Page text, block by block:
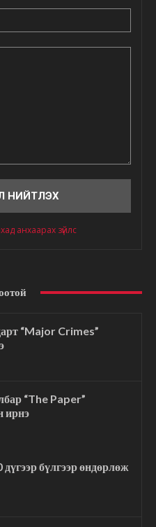
анхаарах зүйлс
“Major Crimes”
“The Paper”
ирнэ
бүлгээр өндөрлөж